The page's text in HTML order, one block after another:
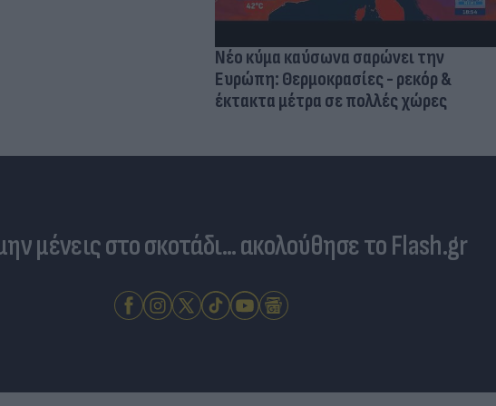
Νέο κύμα καύσωνα σαρώνει την
Ευρώπη: Θερμοκρασίες - ρεκόρ &
έκτακτα μέτρα σε πολλές χώρες
μένεις στο σκοτάδι... ακολούθησε το Flash.gr